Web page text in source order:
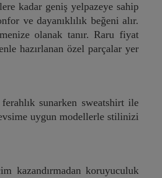
kadar geniş yelpazeye sahip
ve dayanıklılık beğeni alır.
olanak tanır. Raru fiyat
hazırlanan özel parçalar yer
sunarken sweatshirt ile
uygun modellerle stilinizi
kazandırmadan koruyuculuk